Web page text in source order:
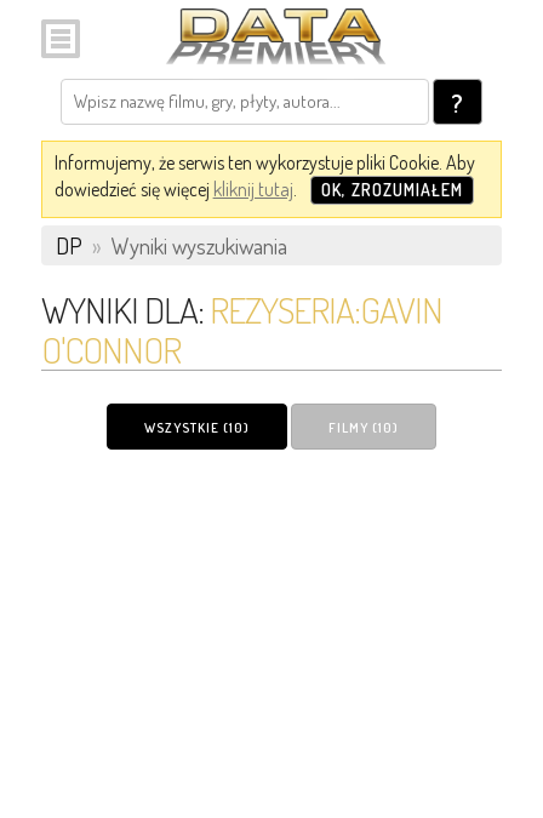
?
Informujemy, że serwis ten wykorzystuje pliki Cookie. Aby
dowiedzieć się więcej kliknij tutaj. OK, ZROZUMIAŁEM
DP » Wyniki wyszukiwania
WYNIKI DLA: REZYSERIA:GAVIN
O'CONNOR
WSZYSTKIE (10) FILMY (10)